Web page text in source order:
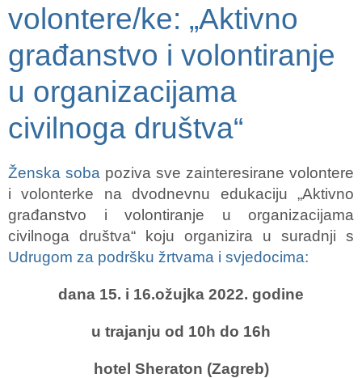
volontere/ke: „Aktivno
građanstvo i volontiranje
u organizacijama
civilnoga društva“
Ženska soba poziva sve zainteresirane volontere
i volonterke na dvodnevnu edukaciju „Aktivno
građanstvo i volontiranje u organizacijama
civilnoga društva“ koju organizira u suradnji s
Udrugom za podršku žrtvama i svjedocima:
dana 15. i 16.ožujka 2022. godine
u trajanju od 10h do 16h
hotel Sheraton (Zagreb)